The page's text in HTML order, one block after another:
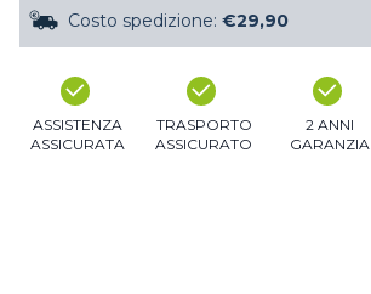
Costo spedizione: €29,90
ASSISTENZA
ASSICURATA
TRASPORTO
ASSICURATO
2 ANNI
GARANZIA